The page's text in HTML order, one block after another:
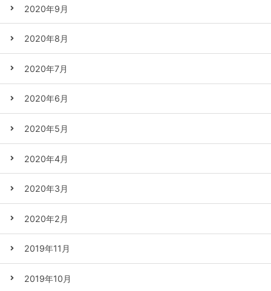
2020年9月
2020年8月
2020年7月
2020年6月
2020年5月
2020年4月
2020年3月
2020年2月
2019年11月
2019年10月